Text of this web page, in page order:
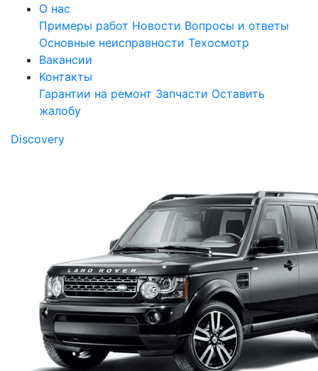
О нас
Примеры работ Новости Вопросы и ответы
Основные неисправности Техосмотр
Вакансии
Контакты
Гарантии на ремонт Запчасти Оставить
жалобу
Discovery